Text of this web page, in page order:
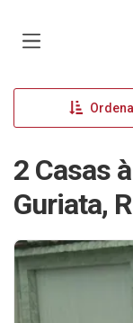
2 Casas
Guriata,